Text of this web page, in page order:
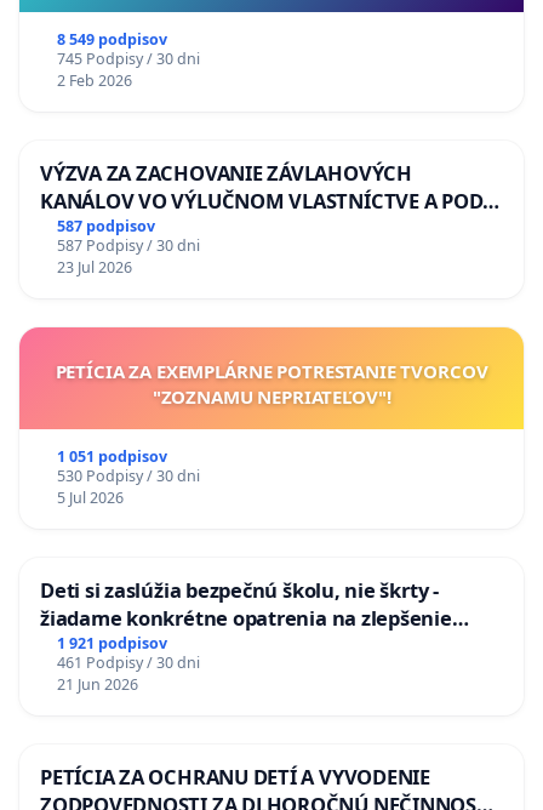
8 549 podpisov
745 Podpisy / 30 dni
2 Feb 2026
VÝZVA ZA ZACHOVANIE ZÁVLAHOVÝCH
KANÁLOV VO VÝLUČNOM VLASTNÍCTVE A POD
KONTROLOU SLOVENSKEJ REPUBLIKY & žiadosť
na riešenie zanedbaného stavu závlahových a
odvodňovacích kanálov na Slovensku
587 podpisov
587 Podpisy / 30 dni
23 Jul 2026
PETÍCIA ZA EXEMPLÁRNE POTRESTANIE TVORCOV
"ZOZNAMU NEPRIATEĽOV"!
1 051 podpisov
530 Podpisy / 30 dni
5 Jul 2026
Deti si zaslúžia bezpečnú školu, nie škrty -
žiadame konkrétne opatrenia na zlepšenie
situácie v školstve
1 921 podpisov
461 Podpisy / 30 dni
21 Jun 2026
PETÍCIA ZA OCHRANU DETÍ A VYVODENIE
ZODPOVEDNOSTI ZA DLHOROČNÚ NEČINNOSŤ